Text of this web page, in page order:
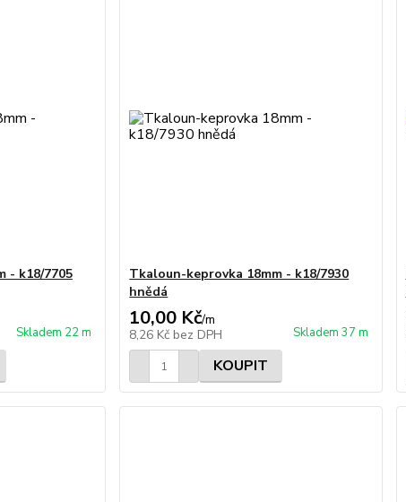
- k18/7705
Skladem 22 m
Tkaloun-keprovka 18mm - k18/7930
hnědá
10,00 Kč/m
8,26 Kč bez DPH Skladem 37 m
KOUPIT